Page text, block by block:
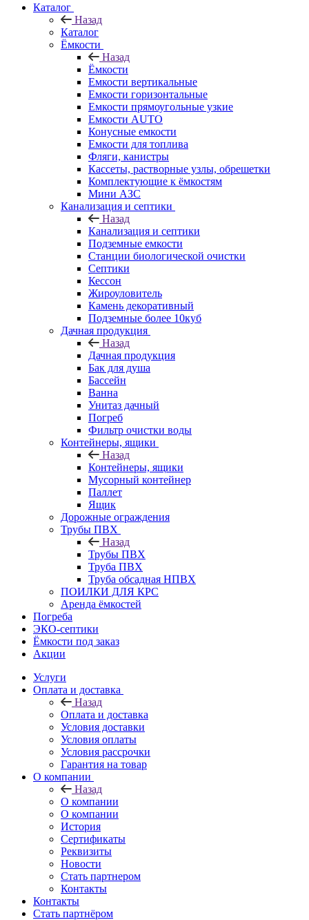
Каталог
Назад
Каталог
Ёмкости
Назад
Ёмкости
Емкости вертикальные
Емкости горизонтальные
Емкости прямоугольные узкие
Емкости АUТО
Конусные емкости
Емкости для топлива
Фляги, канистры
Кассеты, растворные узлы, обрешетки
Комплектующие к ёмкостям
Мини АЗС
Канализация и септики
Назад
Канализация и септики
Подземные емкости
Станции биологической очистки
Септики
Кессон
Жироуловитель
Камень декоративный
Подземные более 10куб
Дачная продукция
Назад
Дачная продукция
Бак для душа
Бассейн
Ванна
Унитаз дачный
Погреб
Фильтр очистки воды
Контейнеры, ящики
Назад
Контейнеры, ящики
Мусорный контейнер
Паллет
Ящик
Дорожные ограждения
Трубы ПВХ
Назад
Трубы ПВХ
Труба ПВХ
Труба обсадная НПВХ
ПОИЛКИ ДЛЯ КРС
Аренда ёмкостей
Погреба
ЭКО-септики
Ёмкости под заказ
Акции
Услуги
Оплата и доставка
Назад
Оплата и доставка
Условия доставки
Условия оплаты
Условия рассрочки
Гарантия на товар
О компании
Назад
О компании
О компании
История
Сертификаты
Реквизиты
Новости
Стать партнером
Контакты
Контакты
Стать партнёром